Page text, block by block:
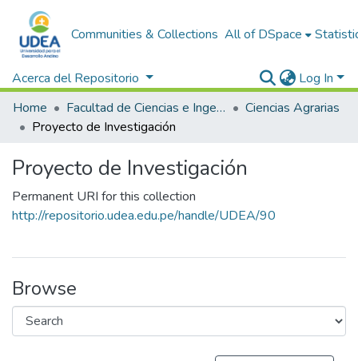
Communities & Collections All of DSpace
Acerca del Repositorio
Log In
Home
Facultad de Ciencias e Ingeniería
Ciencias Agrarias
Proyecto de Investigación
Proyecto de Investigación
Permanent URI for this collection
http://repositorio.udea.edu.pe/handle/UDEA/90
Browse